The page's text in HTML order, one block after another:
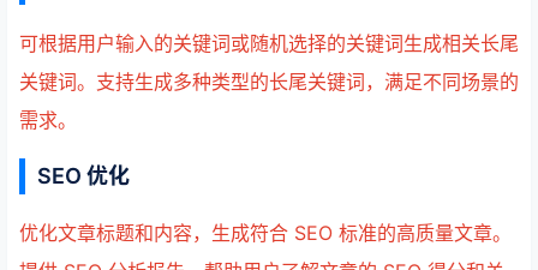
可根据用户输入的关键词或随机选择的关键词生成相关长尾
关键词。支持生成多种类型的长尾关键词，满足不同场景的
需求。
SEO 优化
优化文章标题和内容，生成符合 SEO 标准的高质量文章。